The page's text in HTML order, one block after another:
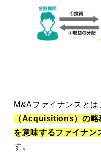
M&Aファイナンス とは
（Acquisitions）の略
を意味するファイナン
す。